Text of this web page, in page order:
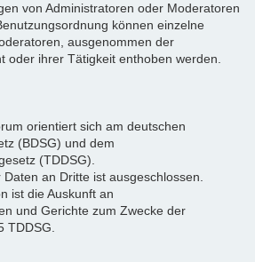
von Administratoren oder Moderatoren
können einzelne
ausgenommen der
oder ihrer Tätigkeit enthoben werden.
orientiert sich am deutschen
(BDSG) und dem
(TDDSG).
an Dritte ist ausgeschlossen.
ist die Auskunft an
und Gerichte zum Zwecke der
TDDSG.